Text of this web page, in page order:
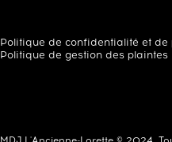
Politique de confidentialité et de
Politique de gestion des plaintes